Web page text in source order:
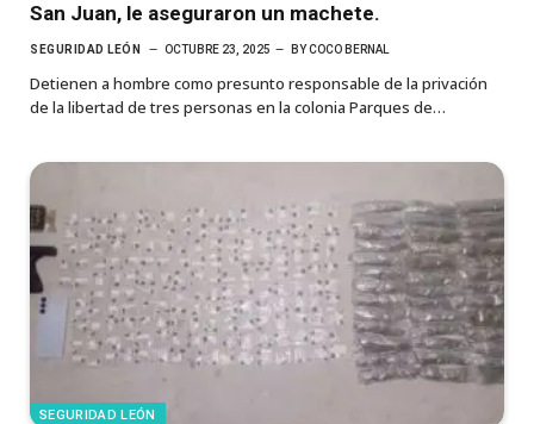
San Juan, le aseguraron un machete.
SEGURIDAD LEÓN OCTUBRE 23, 2025 BYCOCO BERNAL
Detienen a hombre como presunto responsable de la privación
de la libertad de tres personas en la colonia Parques de…
SEGURIDAD LEÓN